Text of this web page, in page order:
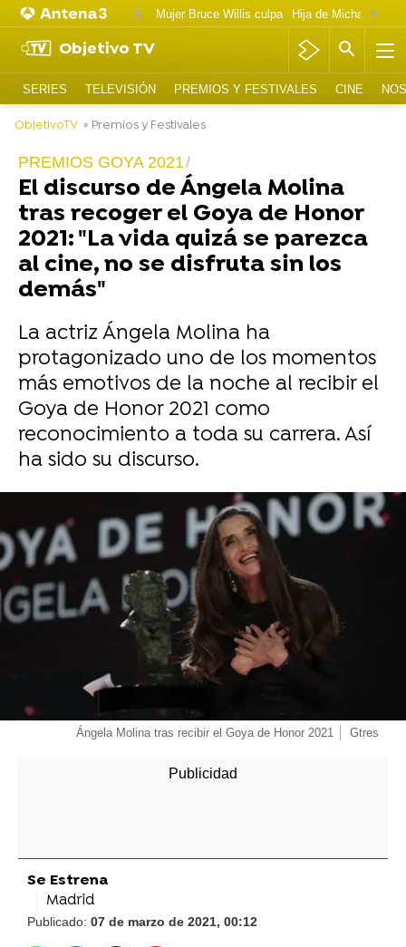
Mujer Bruce Willis culpa
Objetivo TV
SERIES TELEVISIÓN PREMIOS Y FESTIVALES CINE
ObjetivoTV » Premios y Festivales
PREMIOS GOYA 2021
El discurso de Ángela Molina
tras recoger el Goya de Honor
2021: "La vida quizá se parezca
al cine, no se disfruta sin los
demás"
La actriz Ángela Molina ha
protagonizado uno de los momentos
más emotivos de la noche al recibir el
Goya de Honor 2021 como
reconocimiento a toda su carrera. Así
ha sido su discurso.
-
Ángela Molina tras recibir el Goya de Honor 2021 Gtres
Se Estrena
Madrid
Publicado: 07 de marzo de 2021, 00:12